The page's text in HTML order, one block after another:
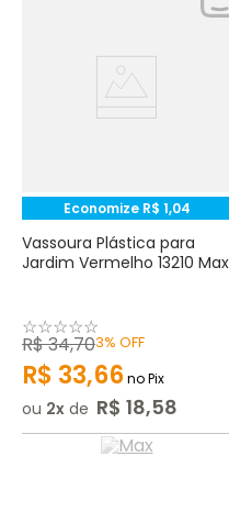
Economize R$ 1,04
Vassoura Plástica para
Jardim Vermelho 13210 Max
☆☆☆☆☆
R$34,703% OFF
R$ 33,66no Pix
ou 2 de R$ 18,58